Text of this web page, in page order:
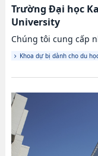
Trường Đại học
University
Chúng tôi cung cấp
Khoa dự bị dành cho du